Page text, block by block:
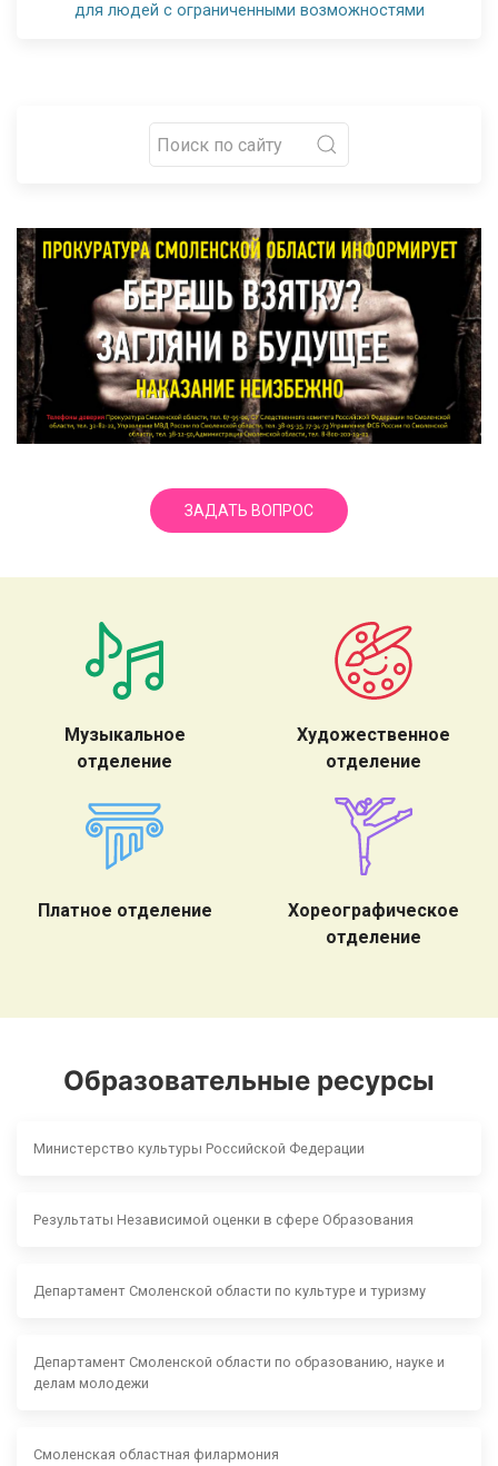
для людей с ограниченными возможностями
ЗАДАТЬ ВОПРОС
Музыкальное
отделение
Художественное
отделение
Платное отделение
Хореографическое
отделение
Образовательные ресурсы
Министерство культуры Российской Федерации
Результаты Независимой оценки в сфере Образования
Департамент Смоленской области по культуре и туризму
Департамент Смоленской области по образованию, науке и
делам молодежи
Смоленская областная филармония